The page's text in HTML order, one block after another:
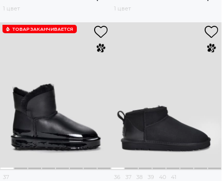
1 цвет 1 цвет
ТОВАР ЗАКАНЧИВАЕТСЯ
37 36 37 38 39 40 41